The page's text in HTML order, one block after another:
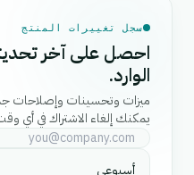
سجل تغييرات المنتج
الوارد.
ميزات وتحسينات وإصلاحات
يمكنك إلغاء الاشتراك في أي